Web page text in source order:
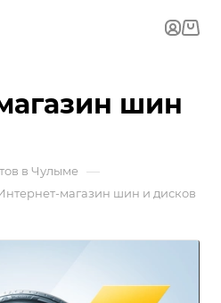
шин
в Чулыме —
магазин шин и дисков